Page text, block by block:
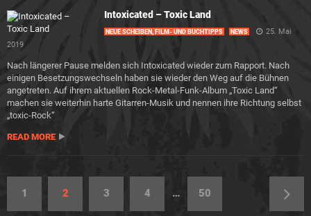
Intoxicated – Toxic Land
NEUE SCHEIBEN, FILM- UND BUCHTIPPS NEWS
25. Mai
2019
Nach längerer Pause melden sich Intoxicated wieder zum Rapport. Nach
einigen Besetzungswechseln haben sie wieder den Weg auf die Bühnen
angetreten. Auf ihrem aktuellen Rock-Metal-Funk-Album „Toxic Land“
machen sie weiterhin harte Gitarren-Musik und nennen ihre Richtung selbst
„toxic-Rock“
READ MORE
1 2 3 4 … 50